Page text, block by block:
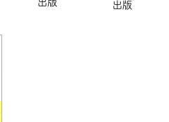
出版
出版